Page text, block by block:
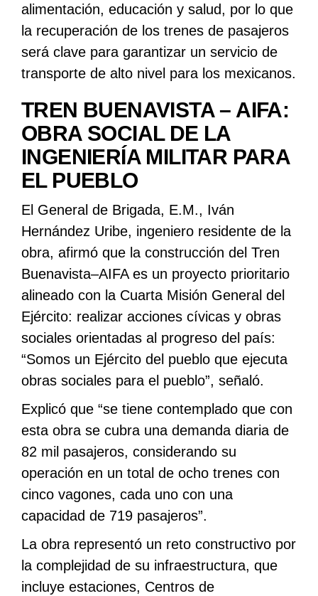
alimentación, educación y salud, por lo que
la recuperación de los trenes de pasajeros
será clave para garantizar un servicio de
transporte de alto nivel para los mexicanos.
TREN BUENAVISTA – AIFA:
OBRA SOCIAL DE LA
INGENIERÍA MILITAR PARA
EL PUEBLO
El General de Brigada, E.M., Iván
Hernández Uribe, ingeniero residente de la
obra, afirmó que la construcción del Tren
Buenavista–AIFA es un proyecto prioritario
alineado con la Cuarta Misión General del
Ejército: realizar acciones cívicas y obras
sociales orientadas al progreso del país:
“Somos un Ejército del pueblo que ejecuta
obras sociales para el pueblo”, señaló.
Explicó que “se tiene contemplado que con
esta obra se cubra una demanda diaria de
82 mil pasajeros, considerando su
operación en un total de ocho trenes con
cinco vagones, cada uno con una
capacidad de 719 pasajeros”.
La obra representó un reto constructivo por
la complejidad de su infraestructura, que
incluye estaciones, Centros de